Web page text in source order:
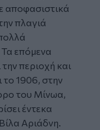
αποφασιστικά
πλαγιά
επόμενα
περιοχή και
το 1906, στην
του Μίνωα,
έντεκα
Αριάδνη.